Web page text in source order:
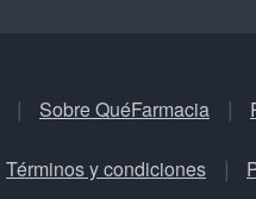
Sobre QuéFarmacia
Términos y condiciones